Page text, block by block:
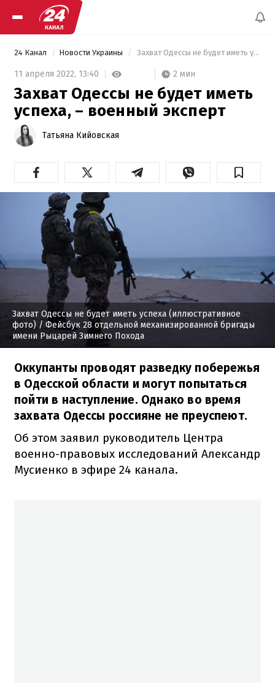
24 Канал Новости Украины Захват Одессы не будет иметь успеха, – военный эксперт
11 апреля 2022, 13:40 2 мин
Захват Одессы не будет иметь
успеха, – военный эксперт
Татьяна Кийовская
Захват Одессы не будет иметь успеха (иллюстративное
фото) / Фейсбук 28 отдельной механизированной бригады
имени Рыцарей Зимнего Похода
Оккупанты проводят разведку побережья
в Одесской области и могут попытаться
пойти в наступление. Однако во время
захвата Одессы россияне не преуспеют.
Об этом заявил руководитель Центра
военно-правовых исследований Александр
Мусиенко в эфире 24 канала.